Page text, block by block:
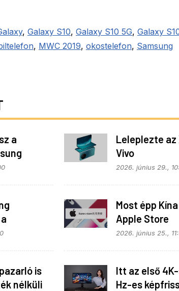
, Galaxy S10, Galaxy S10 5G, Galaxy
, MWC 2019, okostelefon, Samsung
a
– ez
Leleplezte az
Vivo
2026. június 29.,
Most épp
Apple Store
2026. június 25.,
is
nélküli
Itt az első
Hz-es